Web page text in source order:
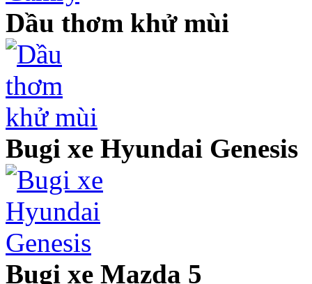
Dầu thơm khử mùi
Bugi xe Hyundai Genesis
Bugi xe Mazda 5